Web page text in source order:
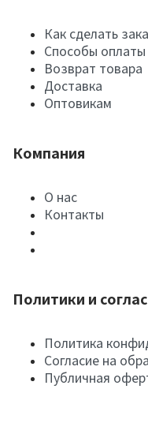
Как сделать
Способы оплаты
Возврат товара
Доставка
Оптовикам
Компания
О нас
Контакты
Политики и
Политика
Согласие на
Публичная